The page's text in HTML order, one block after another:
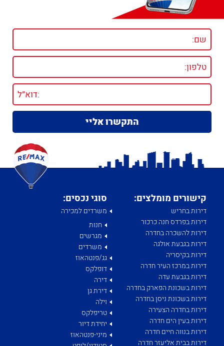
קישורים מומלצים:
דירות בחריש
דירות בפרדס חנה כרכור
דירות להשכרה בחדרה
דירות בגבעת אולגה
דירות בקיסריה
דירות במרכז העיר חדרה
דירות בגבעת עדה
דירות בשכונת הפארק בחדרה
דירות בשכונת ניסן בחדרה
דירות בחדרה הצעירה
דירות בעין הים חדרה
דירות בנווה חיים חדרה
דירות בבית אליעזר חדרה
סוגי נכסים:
משרדים למכירה
חנות
מגרשים
משרדים
גג/פנטהאוז
דופלקס
דירה
דירת גן
וילה
טריפלקס
יחידת דיור
מיני-פנטהאוז